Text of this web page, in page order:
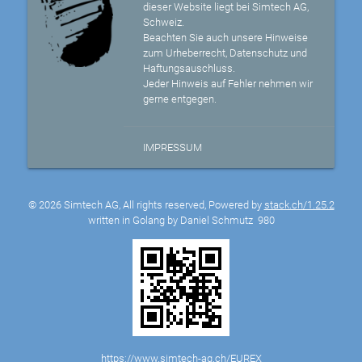
dieser Website liegt bei Simtech AG,
Schweiz.
Beachten Sie auch unsere Hinweise
zum Urheberrecht, Datenschutz und
Haftungsauschluss.
Jeder Hinweis auf Fehler nehmen wir
gerne entgegen.
IMPRESSUM
© 2026 Simtech AG, All rights reserved, Powered by stack.ch/1.25.2
written in Golang by Daniel Schmutz 980
https://www.simtech-ag.ch/EUREX